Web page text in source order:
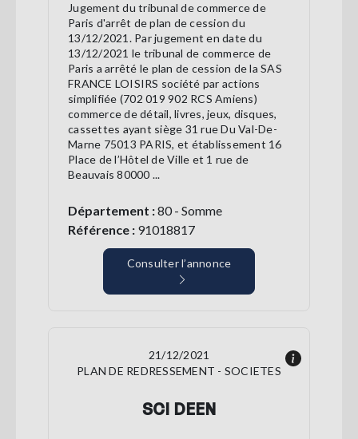
Jugement du tribunal de commerce de
Paris d'arrêt de plan de cession du
13/12/2021. Par jugement en date du
13/12/2021 le tribunal de commerce de
Paris a arrêté le plan de cession de la SAS
FRANCE LOISIRS société par actions
simplifiée (702 019 902 RCS Amiens)
commerce de détail, livres, jeux, disques,
cassettes ayant siège 31 rue Du Val-De-
Marne 75013 PARIS, et établissement 16
Place de l’Hôtel de Ville et 1 rue de
Beauvais 80000 ...
Département :80 - Somme
Référence : 91018817
Consulter l’annonce
21/12/2021
PLAN DE REDRESSEMENT - SOCIETES
SCI DEEN